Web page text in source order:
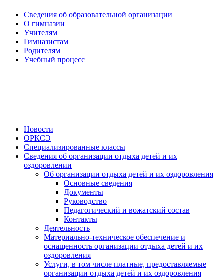
Сведения об образовательной организации
О гимназии
Учителям
Гимназистам
Родителям
Учебный процесс
Новости
ОРКСЭ
Специализированные классы
Сведения об организации отдыха детей и их
оздоровлении
Об организации отдыха детей и их оздоровления
Основные сведения
Документы
Руководство
Педагогический и вожатский состав
Контакты
Деятельность
Материально-техническое обеспечение и
оснащенность организации отдыха детей и их
оздоровления
Услуги, в том числе платные, предоставляемые
организации отдыха детей и их оздоровления